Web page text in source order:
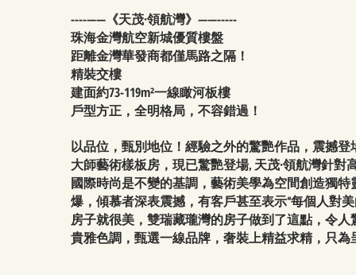
----——《天茂·領航灣》——-----
珠海金灣航空新城優質樓盤
距離金灣華發商都僅馬路之隔！
精裝交樓
建面約73-119m²一線瞰河板樓
戶型方正，全明格局，不容錯過！
以品位，甄別地位！經驗之外的驚艷作品，震撼
大師藝術樣板房，現已驚艷登場, 天茂·領航灣針對
國際時尚是不變的基調，藝術美學為空間創造獨
爆，傾慕者深表震撼，有客戶甚至表示“每個人對
房子就很美，雙瑞藏瓏灣的房子做到了這點，令人
貴雅色調，甄選一線品牌，奢裝上精益求精，只